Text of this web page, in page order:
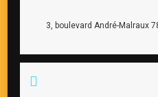
3, boulevard André-Malraux